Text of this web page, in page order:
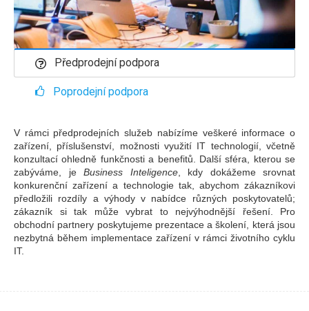
Předprodejní podpora
Poprodejní podpora
V rámci předprodejních služeb nabízíme veškeré informace o
zařízení, příslušenství, možnosti využití IT technologií, včetně
konzultací ohledně funkčnosti a benefitů. Další sféra, kterou se
zabýváme, je Business Inteligence, kdy dokážeme srovnat
konkurenční zařízení a technologie tak, abychom zákazníkovi
předložili rozdíly a výhody v nabídce různých poskytovatelů;
zákazník si tak může vybrat to nejvýhodnější řešení. Pro
obchodní partnery poskytujeme prezentace a školení, která jsou
nezbytná během implementace zařízení v rámci životního cyklu
IT.